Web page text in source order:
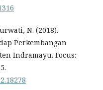
N. (2018).
Perkembangan
Indramayu. Focus: